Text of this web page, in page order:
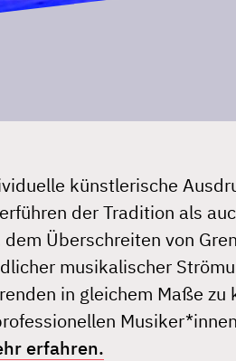
künstlerische
der Tradition als
Überschreiten von
musikalischer
in gleichem Maße zu
erfahren.